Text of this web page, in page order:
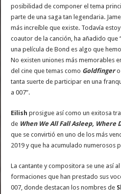
posibilidad de componer el tema
parte de una saga tan legendaria.
más increíble que existe. Todavía
coautor de la canción, ha añadido que
una película de Bond es algo que
No existen uniones más memorables
del cine que temas como Goldfinger o
tanta suerte de participar en una
a 007”.
Eilish prosigue así como un exitosa
de When We All Fall Asleep, Where
que se convirtió en uno de los más
2019 y que ha acumulado numerosos
La cantante y compositora se une así
formaciones que han prestado sus
007, donde destacan los nombres de